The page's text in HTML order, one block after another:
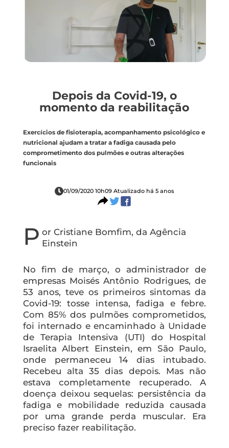
Depois da Covid-19, o
momento da reabilitação
Exercícios de fisioterapia, acompanhamento psicológico e
nutricional ajudam a tratar a fadiga causada pelo
comprometimento dos pulmões e outras alterações
funcionais
01/09/2020 10h09 Atualizado há 5 anos
P or Cristiane Bomfim, da Agência
Einstein
No fim de março, o administrador de
empresas Moisés Antônio Rodrigues, de
53 anos, teve os primeiros sintomas da
Covid-19: tosse intensa, fadiga e febre.
Com 85% dos pulmões comprometidos,
foi internado e encaminhado à Unidade
de Terapia Intensiva (UTI) do Hospital
Israelita Albert Einstein, em São Paulo,
onde permaneceu 14 dias intubado.
Recebeu alta 35 dias depois. Mas não
estava completamente recuperado. A
doença deixou sequelas: persistência da
fadiga e mobilidade reduzida causada
por uma grande perda muscular. Era
preciso fazer reabilitação.